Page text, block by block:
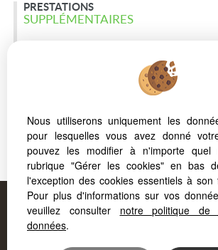
PRESTATIONS
SUPPLÉMENTAIRES
TAXE FONCIÈRE 800 €
PRIX DE VENTE 65 000 € *
Proposé parFORCAPRIMM,
AIX LES BAINS!
Nous utiliserons uniquement les
pour lesquelles vous avez donné
pouvez les modifier à n'importe quel
rubrique "Gérer les cookies" en bas
l'exception des cookies essentiels à son
Pour plus d'informations sur vos
veuillez consulter notre politique de
données.